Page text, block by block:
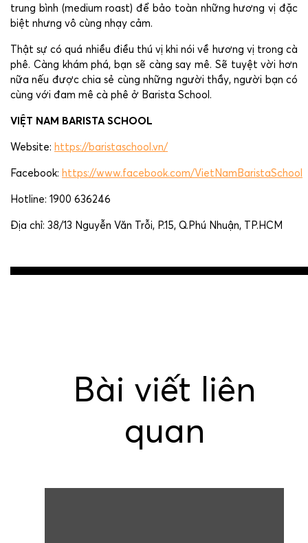
trung bình (medium roast) để bảo toàn những hương vị đặc
biệt nhưng vô cùng nhạy cảm.
Thật sự có quá nhiều điều thú vị khi nói về hương vị trong cà
phê. Càng khám phá, bạn sẽ càng say mê. Sẽ tuyệt vời hơn
nữa nếu được chia sẻ cùng những người thầy, người bạn có
cùng với đam mê cà phê ở Barista School.
VIỆT NAM BARISTA SCHOOL
Website: https://baristaschool.vn/
Facebook: https://www.facebook.com/VietNamBaristaSchool
Hotline: 1900 636246
Địa chỉ: 38/13 Nguyễn Văn Trỗi, P.15, Q.Phú Nhuận, TP.HCM
Post
Bài viết liên
quan